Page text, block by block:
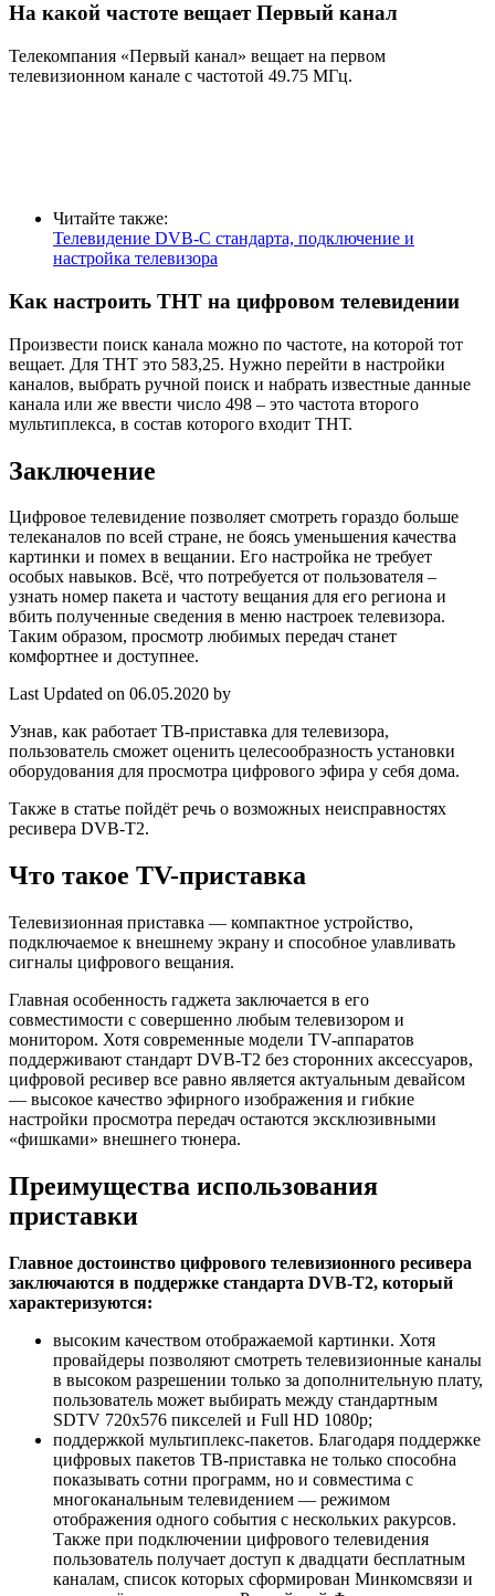
На какой частоте вещает Первый канал
Телекомпания «Первый канал» вещает на первом
телевизионном канале с частотой 49.75 МГц.
Читайте также:
Телевидение DVB-C стандарта, подключение и
настройка телевизора
Как настроить ТНТ на цифровом телевидении
Произвести поиск канала можно по частоте, на которой тот
вещает. Для ТНТ это 583,25. Нужно перейти в настройки
каналов, выбрать ручной поиск и набрать известные данные
канала или же ввести число 498 – это частота второго
мультиплекса, в состав которого входит ТНТ.
Заключение
Цифровое телевидение позволяет смотреть гораздо больше
телеканалов по всей стране, не боясь уменьшения качества
картинки и помех в вещании. Его настройка не требует
особых навыков. Всё, что потребуется от пользователя –
узнать номер пакета и частоту вещания для его региона и
вбить полученные сведения в меню настроек телевизора.
Таким образом, просмотр любимых передач станет
комфортнее и доступнее.
Last Updated on 06.05.2020 by
Узнав, как работает ТВ-приставка для телевизора,
пользователь сможет оценить целесообразность установки
оборудования для просмотра цифрового эфира у себя дома.
Также в статье пойдёт речь о возможных неисправностях
ресивера DVB-T2.
Что такое TV-приставка
Телевизионная приставка — компактное устройство,
подключаемое к внешнему экрану и способное улавливать
сигналы цифрового вещания.
Главная особенность гаджета заключается в его
совместимости с совершенно любым телевизором и
монитором. Хотя современные модели TV-аппаратов
поддерживают стандарт DVB-T2 без сторонних аксессуаров,
цифровой ресивер все равно является актуальным девайсом
— высокое качество эфирного изображения и гибкие
настройки просмотра передач остаются эксклюзивными
«фишками» внешнего тюнера.
Преимущества использования
приставки
Главное достоинство цифрового телевизионного ресивера
заключаются в поддержке стандарта DVB-T2, который
характеризуются:
высоким качеством отображаемой картинки. Хотя
провайдеры позволяют смотреть телевизионные каналы
в высоком разрешении только за дополнительную плату,
пользователь может выбирать между стандартным
SDTV 720х576 пикселей и Full HD 1080p;
поддержкой мультиплекс-пакетов. Благодаря поддержке
цифровых пакетов ТВ-приставка не только способна
показывать сотни программ, но и совместима с
многоканальным телевидением — режимом
отображения одного события с нескольких ракурсов.
Также при подключении цифрового телевидения
пользователь получает доступ к двадцати бесплатным
каналам, список которых сформирован Минкомсвязи и